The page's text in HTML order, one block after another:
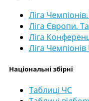
Ліга
Ліга Європи.
Ліга
Ліга
Національні збірні
Таблиці ЧС